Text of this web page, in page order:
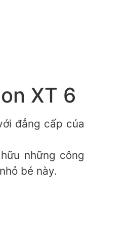
XT 6
đẳng cấp của
những công
bé này.